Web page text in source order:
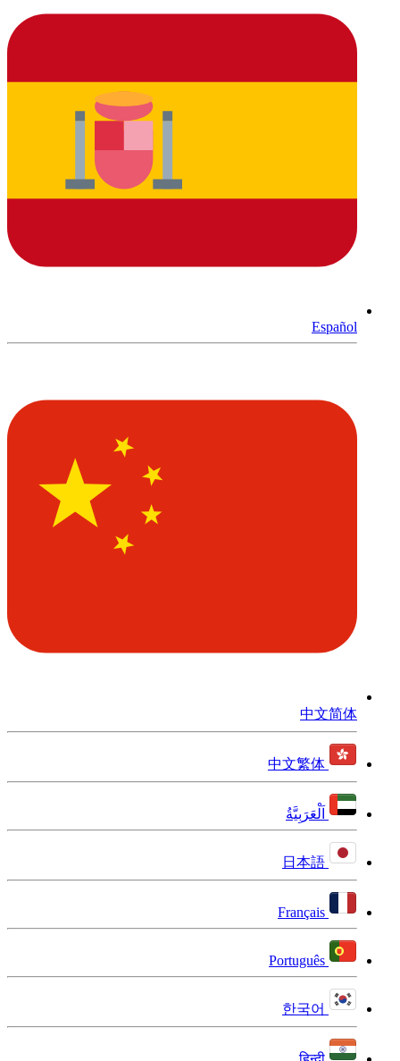
Español
中文简体
中文繁体
اَلْعَرَبِيَّةُ
日本語
Français
Português
한국어